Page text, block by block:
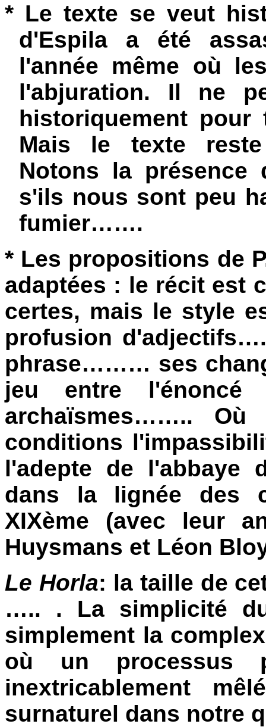
* Le texte se veut
d'Espila a été
l'année même où
l'abjuration. Il ne
historiquement
Mais le texte
Notons la présence
s'ils nous sont peu
fumier…….
* Les propositions de
adaptées : le récit est
certes, mais le style
profusion
phrase……… ses
jeu entre
archaïsmes……..
conditions
l'adepte de l'abbaye
dans la lignée des
XIXème (avec leur
Huysmans et Léon
Le Horla: la taille de
….. . La simplicité
simplement la
où un processus
inextricablement
surnaturel dans